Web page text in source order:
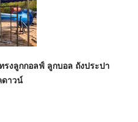
รงลูกกอลฟ์ ลูกบอล ถังประปา
าวน์